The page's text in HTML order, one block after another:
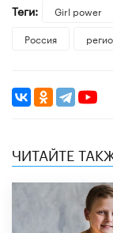
Теги:
Girl power
Россия
ЧИТАЙТЕ